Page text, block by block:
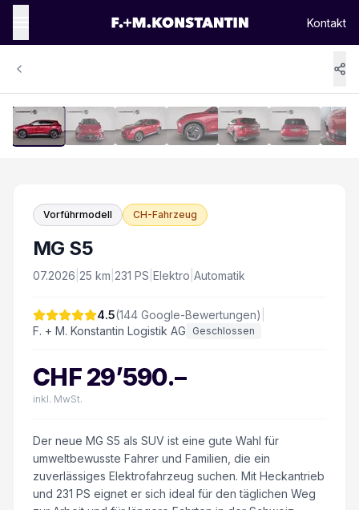
Kontakt
Vorführmodell CH-Fahrzeug
MG S5
07.2026 25 km 231 PS Elektro Automatik
4.5(144 Google-Bewertungen)
F. + M. Konstantin Logistik AG
Geschlossen
CHF29’590.–
inkl. MwSt.
Der neue MG S5 als SUV ist eine gute Wahl für
umweltbewusste Fahrer und Familien, die ein
zuverlässiges Elektrofahrzeug suchen. Mit Heckantrieb
und 231 PS eignet er sich ideal für den täglichen Weg